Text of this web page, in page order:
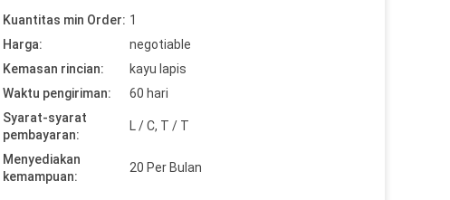
Kuantitas min Order: 1
Harga:
negotiable
Kemasan rincian:
kayu lapis
Waktu pengiriman:
60 hari
Syarat-syarat
pembayaran:
L / C, T / T
Menyediakan
kemampuan:
20 Per Bulan